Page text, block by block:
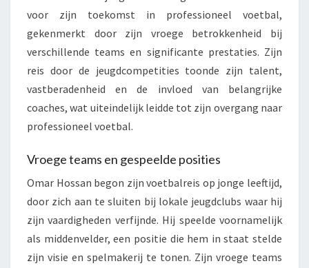
voor zijn toekomst in professioneel voetbal,
gekenmerkt door zijn vroege betrokkenheid bij
verschillende teams en significante prestaties. Zijn
reis door de jeugdcompetities toonde zijn talent,
vastberadenheid en de invloed van belangrijke
coaches, wat uiteindelijk leidde tot zijn overgang naar
professioneel voetbal.
Vroege teams en gespeelde posities
Omar Hossan begon zijn voetbalreis op jonge leeftijd,
door zich aan te sluiten bij lokale jeugdclubs waar hij
zijn vaardigheden verfijnde. Hij speelde voornamelijk
als middenvelder, een positie die hem in staat stelde
zijn visie en spelmakerij te tonen. Zijn vroege teams